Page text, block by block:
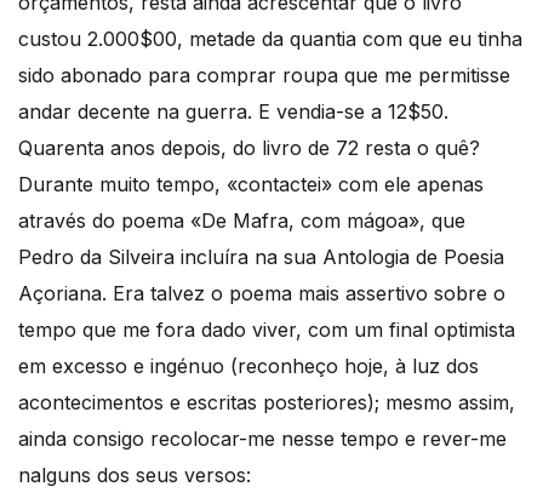
custou 2.000$00, metade da quantia com que eu tinha
sido abonado para comprar roupa que me permitisse
andar decente na guerra. E vendia-se a 12$50.
Quarenta anos depois, do livro de 72 resta o quê?
Durante muito tempo, «contactei» com ele apenas
através do poema «De Mafra, com mágoa», que
Pedro da Silveira incluíra na sua Antologia de Poesia
Açoriana. Era talvez o poema mais assertivo sobre o
tempo que me fora dado viver, com um final optimista
em excesso e ingénuo (reconheço hoje, à luz dos
acontecimentos e escritas posteriores); mesmo assim,
ainda consigo recolocar-me nesse tempo e rever-me
nalguns dos seus versos: